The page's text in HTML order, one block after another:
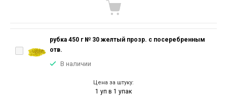
рубка 450 г № 30 желтый прозр. с посеребренным
отв.
В наличии
Цена за штуку:
1 уп в 1 упак